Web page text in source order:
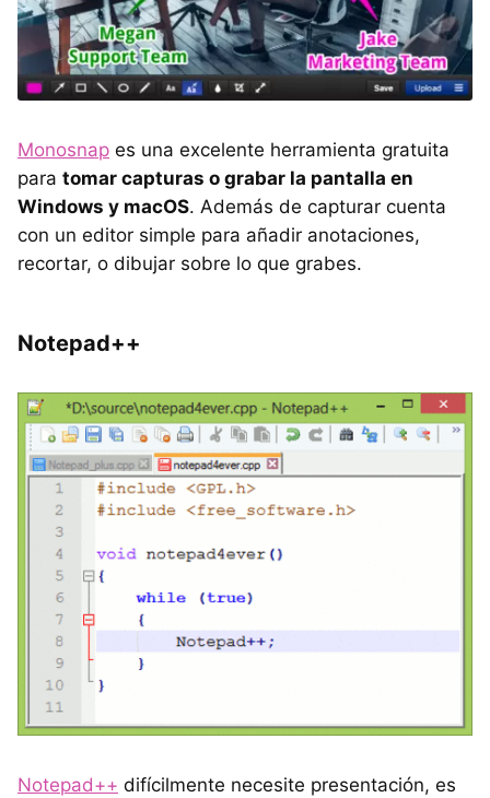
Monosnap es una excelente herramienta gratuita
para tomar capturas o grabar la pantalla en
Windows y macOS. Además de capturar cuenta
con un editor simple para añadir anotaciones,
recortar, o dibujar sobre lo que grabes.
Notepad++
Notepad++ difícilmente necesite presentación, es